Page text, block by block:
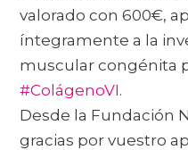
valorado con 600€,
íntegramente a la
muscular congénita
#ColágenoVI.
Desde la Fundación
gracias por vuestro